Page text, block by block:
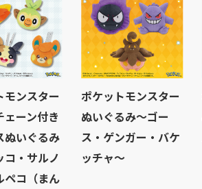
モンスター
ェーン付き
ぬいぐるみ
コ・サルノ
ペコ（まん
ポケットモンスター
ぬいぐるみ～ゴー
ス・ゲンガー・バケ
ッチャ～